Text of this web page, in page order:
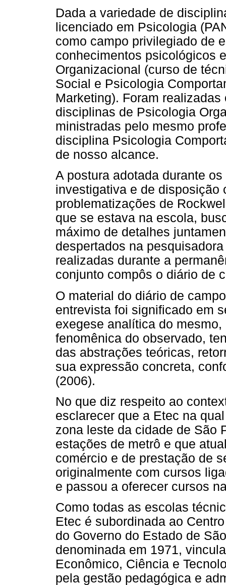
Dada a variedade de
licenciado em Psicologia
como campo privilegiado de
conhecimentos psicológicos
Organizacional (curso de
Social e Psicologia
Marketing). Foram
disciplinas de Psicologia
ministradas pelo mesmo
disciplina Psicologia
de nosso alcance.
A postura adotada durante
investigativa e de disposição
problematizações de
que se estava na escola,
máximo de detalhes
despertados na
realizadas durante a
conjunto compôs o diário de
O material do diário de
entrevista foi significado em
exegese analítica do
fenomênica do observado,
das abstrações teóricas,
sua expressão concreta,
(2006).
No que diz respeito ao
esclarecer que a Etec na
zona leste da cidade de São
estações de metrô e que
comércio e de prestação de
originalmente com cursos
e passou a oferecer cursos
Como todas as escolas
Etec é subordinada ao
do Governo do Estado de
denominada em 1971,
Econômico, Ciência e
pela gestão pedagógica e